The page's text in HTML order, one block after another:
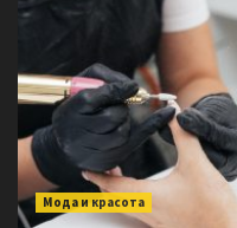
Мода и красота